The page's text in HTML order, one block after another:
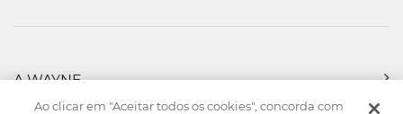
A WAYNE
PRODUTOS
Ao clicar em "Aceitar todos os cookies", concorda com